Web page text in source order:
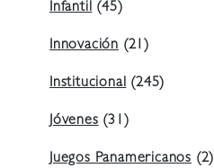
Infantil(45)
Innovación (21)
Institucional(245)
Jóvenes(31)
Juegos Panamericanos (2)